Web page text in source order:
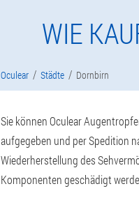
WIE
Oculear Städte Dornbirn
Sie können Oculear
aufgegeben und per Spedition
Wiederherstellung des
Komponenten geschädigt